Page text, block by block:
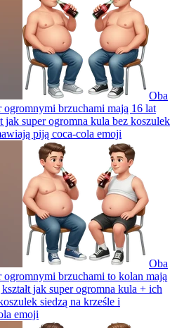
Oba
ogromnymi brzuchami mają 16 lat
jak super ogromna kula bez koszulek
piją coca-cola emoji
Oba
ogromnymi brzuchami to kolan mają
jak super ogromna kula + ich
siedzą na krześle i
emoji